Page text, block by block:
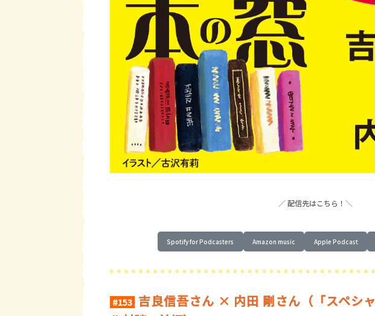
／ 配信先はこちら！ ＼
Spotify for Podcasters Amazon music Apple Podcast
#153 吉良信吾さん × 内田 剛さん（「スペシャ